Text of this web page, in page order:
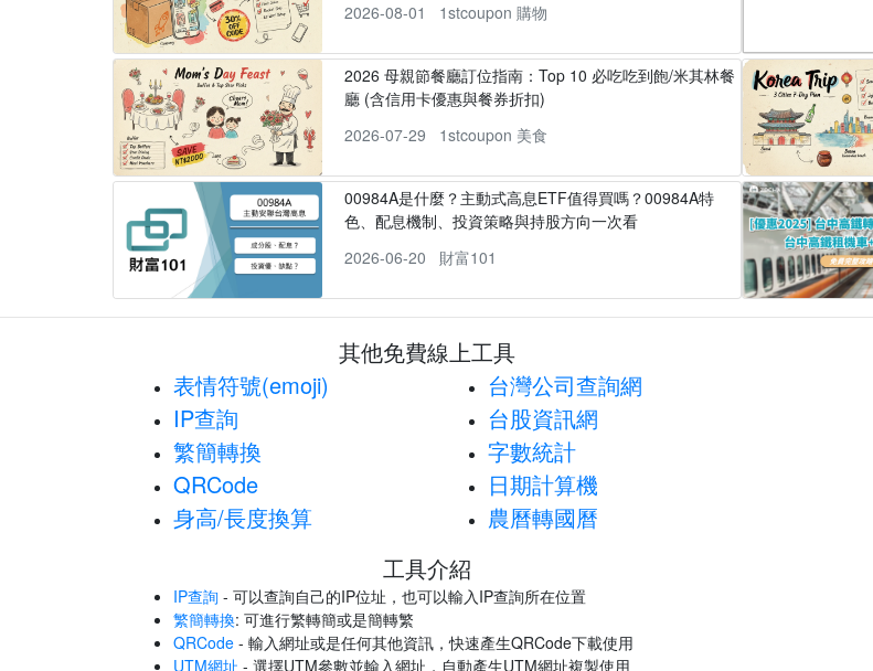
2026-08-01
1stcoupon 購物
2026 母親節餐廳訂位指南：Top 10 必吃吃到飽/米其林餐
廳 (含信用卡優惠與餐券折扣)
2026-07-29
1stcoupon 美食
00984A是什麼？主動式高息ETF值得買嗎？00984A特
色、配息機制、投資策略與持股方向一次看
2026-06-20
財富101
其他免費線上工具
表情符號(emoji)
IP查詢
繁簡轉換
QRCode
身高/長度換算
台灣公司查詢網
台股資訊網
字數統計
日期計算機
農曆轉國曆
工具介紹
IP查詢 - 可以查詢自己的IP位址，也可以輸入IP查詢所在位置
繁簡轉換: 可進行繁轉簡或是簡轉繁
QRCode - 輸入網址或是任何其他資訊，快速產生QRCode下載使用
UTM網址 - 選擇UTM參數並輸入網址，自動產生UTM網址複製使用